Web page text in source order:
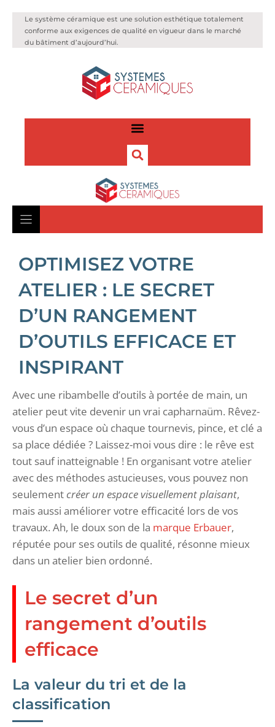
Le système céramique est une solution esthétique totalement
conforme aux exigences de qualité en vigueur dans le marché
du bâtiment d’aujourd’hui.
OPTIMISEZ VOTRE
ATELIER : LE SECRET
D’UN RANGEMENT
D’OUTILS EFFICACE ET
INSPIRANT
Avec une ribambelle d’outils à portée de main, un
atelier peut vite devenir un vrai capharnaüm. Rêvez-
vous d’un espace où chaque tournevis, pince, et clé a
sa place dédiée ? Laissez-moi vous dire : le rêve est
tout sauf inatteignable ! En organisant votre atelier
avec des méthodes astucieuses, vous pouvez non
seulement créer un espace visuellement plaisant,
mais aussi améliorer votre efficacité lors de vos
travaux. Ah, le doux son de la marque Erbauer,
réputée pour ses outils de qualité, résonne mieux
dans un atelier bien ordonné.
Le secret d’un
rangement d’outils
efficace
La valeur du tri et de la
classification